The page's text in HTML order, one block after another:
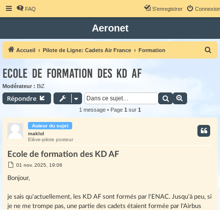
FAQ Connexion
S’enregistrer
Aeronet
Accueil Pilote de Ligne: Cadets Air France Formation
e
Ecole de formation des KD AF
Modérateur : BiZ
Répondre Rechercher
1 message • Page 1 sur 1
Auteur du sujet
maklol
Elève-pilote posteur
Ecole de formation des KD AF
M
s
s
e
01 nov. 2025, 19:06
Bonjour,
je sais qu'actuellement, les KD AF sont formés par l'ENAC. Jusqu'à peu, si
je ne me trompe pas, une partie des cadets étaient formée par l'Airbus